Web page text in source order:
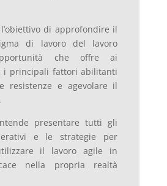
di approfondire il
di lavoro del lavoro
che offre ai
i principali fattori abilitanti
resistenze e agevolare il
presentare tutti gli
e le strategie per
il lavoro agile in
nella propria realtà